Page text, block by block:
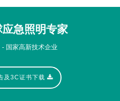
急照明专家
国家高新技术企业
及3C证书下载